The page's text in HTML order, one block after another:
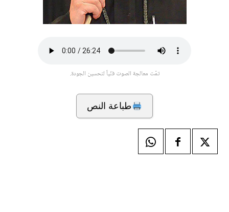
تمّت معالجة الصوت فنّياً لتحسين الجودة.
طباعة النص